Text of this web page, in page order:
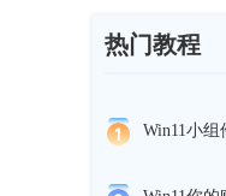
热门教程